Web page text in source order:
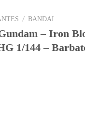
/ BANDAI
– Iron
1/144 –